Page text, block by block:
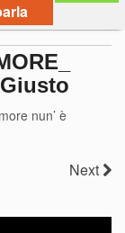
nun’ è
Next